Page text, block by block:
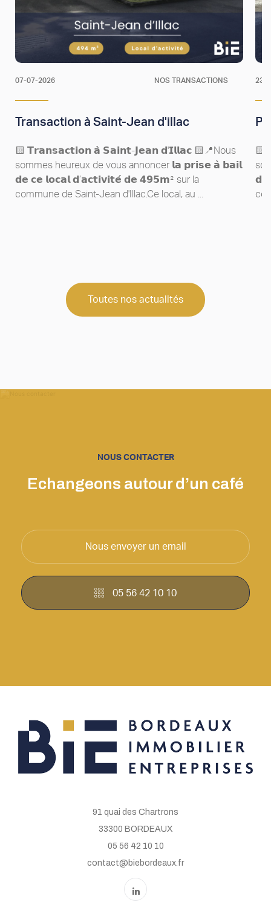
07-07-2026 NOS TRANSACTIONS
Transaction à Saint-Jean d'illac
🟨 𝗧𝗿𝗮𝗻𝘀𝗮𝗰𝘁𝗶𝗼𝗻 𝗮̀ 𝗦𝗮𝗶𝗻𝘁-𝗝𝗲𝗮𝗻 𝗱'𝗜𝗹𝗹𝗮𝗰​ 🟨📍Nous
sommes heureux de vous annoncer 𝗹𝗮 𝗽𝗿𝗶𝘀𝗲 𝗮̀ 𝗯𝗮𝗶𝗹
𝗱𝗲 𝗰𝗲 𝗹𝗼𝗰𝗮𝗹 𝗱’𝗮𝗰𝘁𝗶𝘃𝗶𝘁𝗲́ 𝗱𝗲 𝟰𝟵𝟱𝗺² sur la
commune de Saint-Jean d'Illac.Ce local, au ...
23-
🟨
𝗱𝗲
Toutes nos actualités
NOUS CONTACTER
Echangeons autour d’un café
Nous envoyer un email
05 56 42 10 10
91 quai des Chartrons
33300 BORDEAUX
05 56 42 10 10
contact@biebordeaux.fr